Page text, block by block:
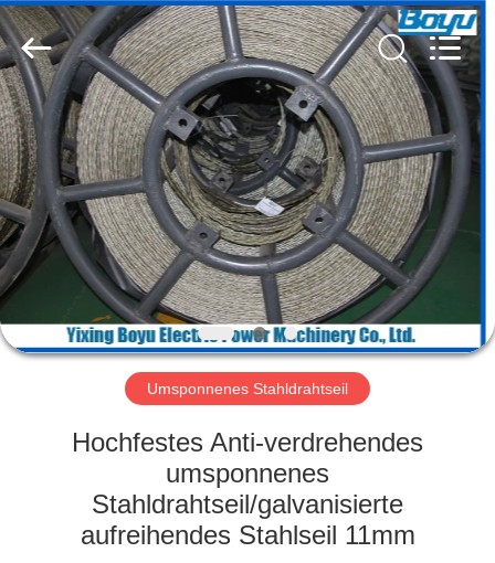
HAUS
PRODUKTE
ÜBER
UNS
FABRIK-
AUSFLUG
QUALITÄTSKONTROLLE
TRETEN
Boyu
Electric
Power
Machinery
Co.,LTD.
All
Rights
Reserved.
Umsponnenes Stahldrahtseil
Hochfestes Anti-verdrehendes
umsponnenes
Stahldrahtseil/galvanisierte
aufreihendes Stahlseil 11mm